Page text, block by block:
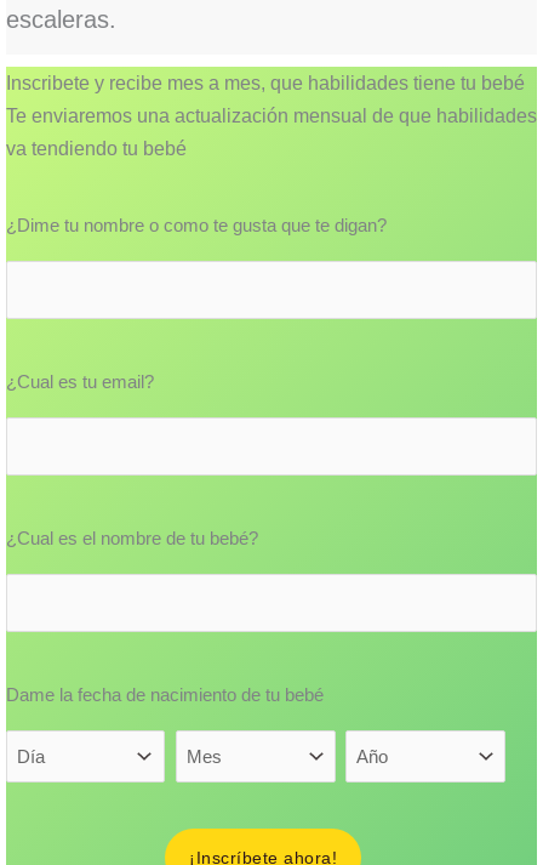
escaleras.
Inscribete y recibe mes a mes, que habilidades tiene tu bebé
Te enviaremos una actualización mensual de que habilidades
va tendiendo tu bebé
¿Dime tu nombre o como te gusta que te digan?
¿Cual es tu email?
¿Cual es el nombre de tu bebé?
Dame la fecha de nacimiento de tu bebé
s
o